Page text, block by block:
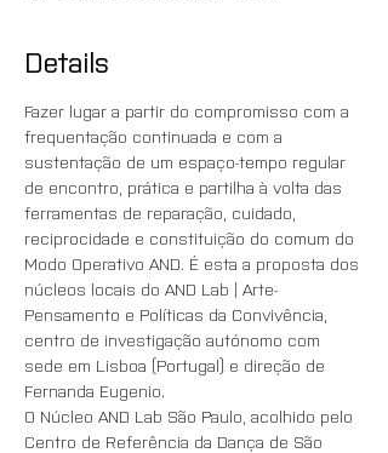
Details
Fazer lugar a partir do compromisso com a
frequentação continuada e com a
sustentação de um espaço-tempo regular
de encontro, prática e partilha à volta das
ferramentas de reparação, cuidado,
reciprocidade e constituição do comum do
Modo Operativo AND. É esta a proposta dos
núcleos locais do AND Lab | Arte-
Pensamento e Políticas da Convivência,
centro de investigação autónomo com
sede em Lisboa (Portugal) e direção de
Fernanda Eugenio.
O Núcleo AND Lab São Paulo, acolhido pelo
Centro de Referência da Dança de São